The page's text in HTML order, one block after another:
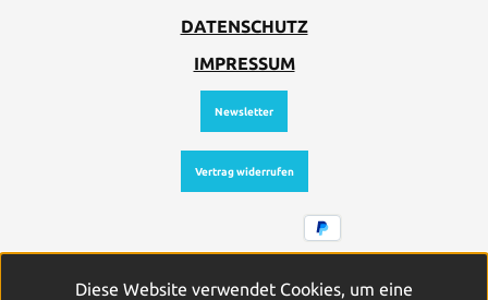
DATENSCHUTZ
IMPRESSUM
Newsletter
Vertrag widerrufen
Alle Preise inkl. gesetzl. Mehrwertsteuer zzgl.
Diese Website verwendet Cookies, um eine